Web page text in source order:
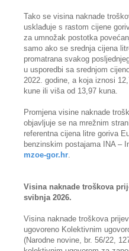
Tako se visina naknade
usklađuje s rastom cijene
za umnožak postotka
samo ako se srednja cijena
promatrana svakog
u usporedbi sa srednjom
2022. godine, a koja iznosi
kune ili viša od 13,97 kuna.
Promjena visine naknade
objavljuje se na mrežnim
referentna cijena litre goriva
benzinskim postajama INA –
mzoe-gor.hr.
Visina naknade troškova
svibnja 2026.
Visina naknade troškova
ugovoreno Kolektivnim
(Narodne novine, br. 56/22,